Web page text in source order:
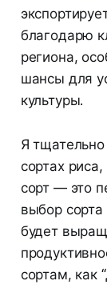
благодарю
региона,
шансы для
культуры.
Я
сортах
сорт — это
выбор сорта
будет
сортам, как